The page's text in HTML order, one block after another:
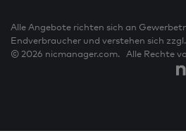
Alle Angebote richten sich an
Endverbraucher und verstehen sich
© 2026 nicmanager.com. Alle Rechte